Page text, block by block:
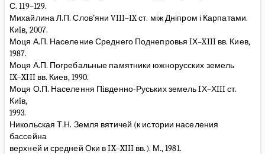
С. 119–129.
Михайлина Л.П. Слов’яни VIII–IX ст. між Дніпром і Карпатами.
Киïв, 2007.
Моця А.П. Население Среднего Поднепровья IХ–XIII вв. Киев,
1987.
Моця А.П. Погребальные памятники южнорусских земель
IX–XIII вв. Киев, 1990.
Моця О.П. Населення Пiвденно-Руських земель IХ–ХIII ст.
Киïв,
1993.
Никольская Т.Н. Земля вятичей (к истории населения
бассейна
верхней и средней Оки в IX–XIII вв.). М., 1981.